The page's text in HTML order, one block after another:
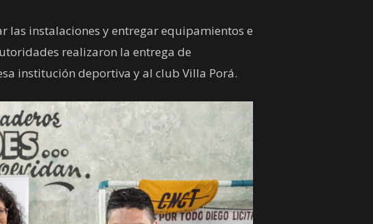
las instalaciones y entregar equipamientos e
realizaron la entrega de
institución deportiva y al club Villa Porá.